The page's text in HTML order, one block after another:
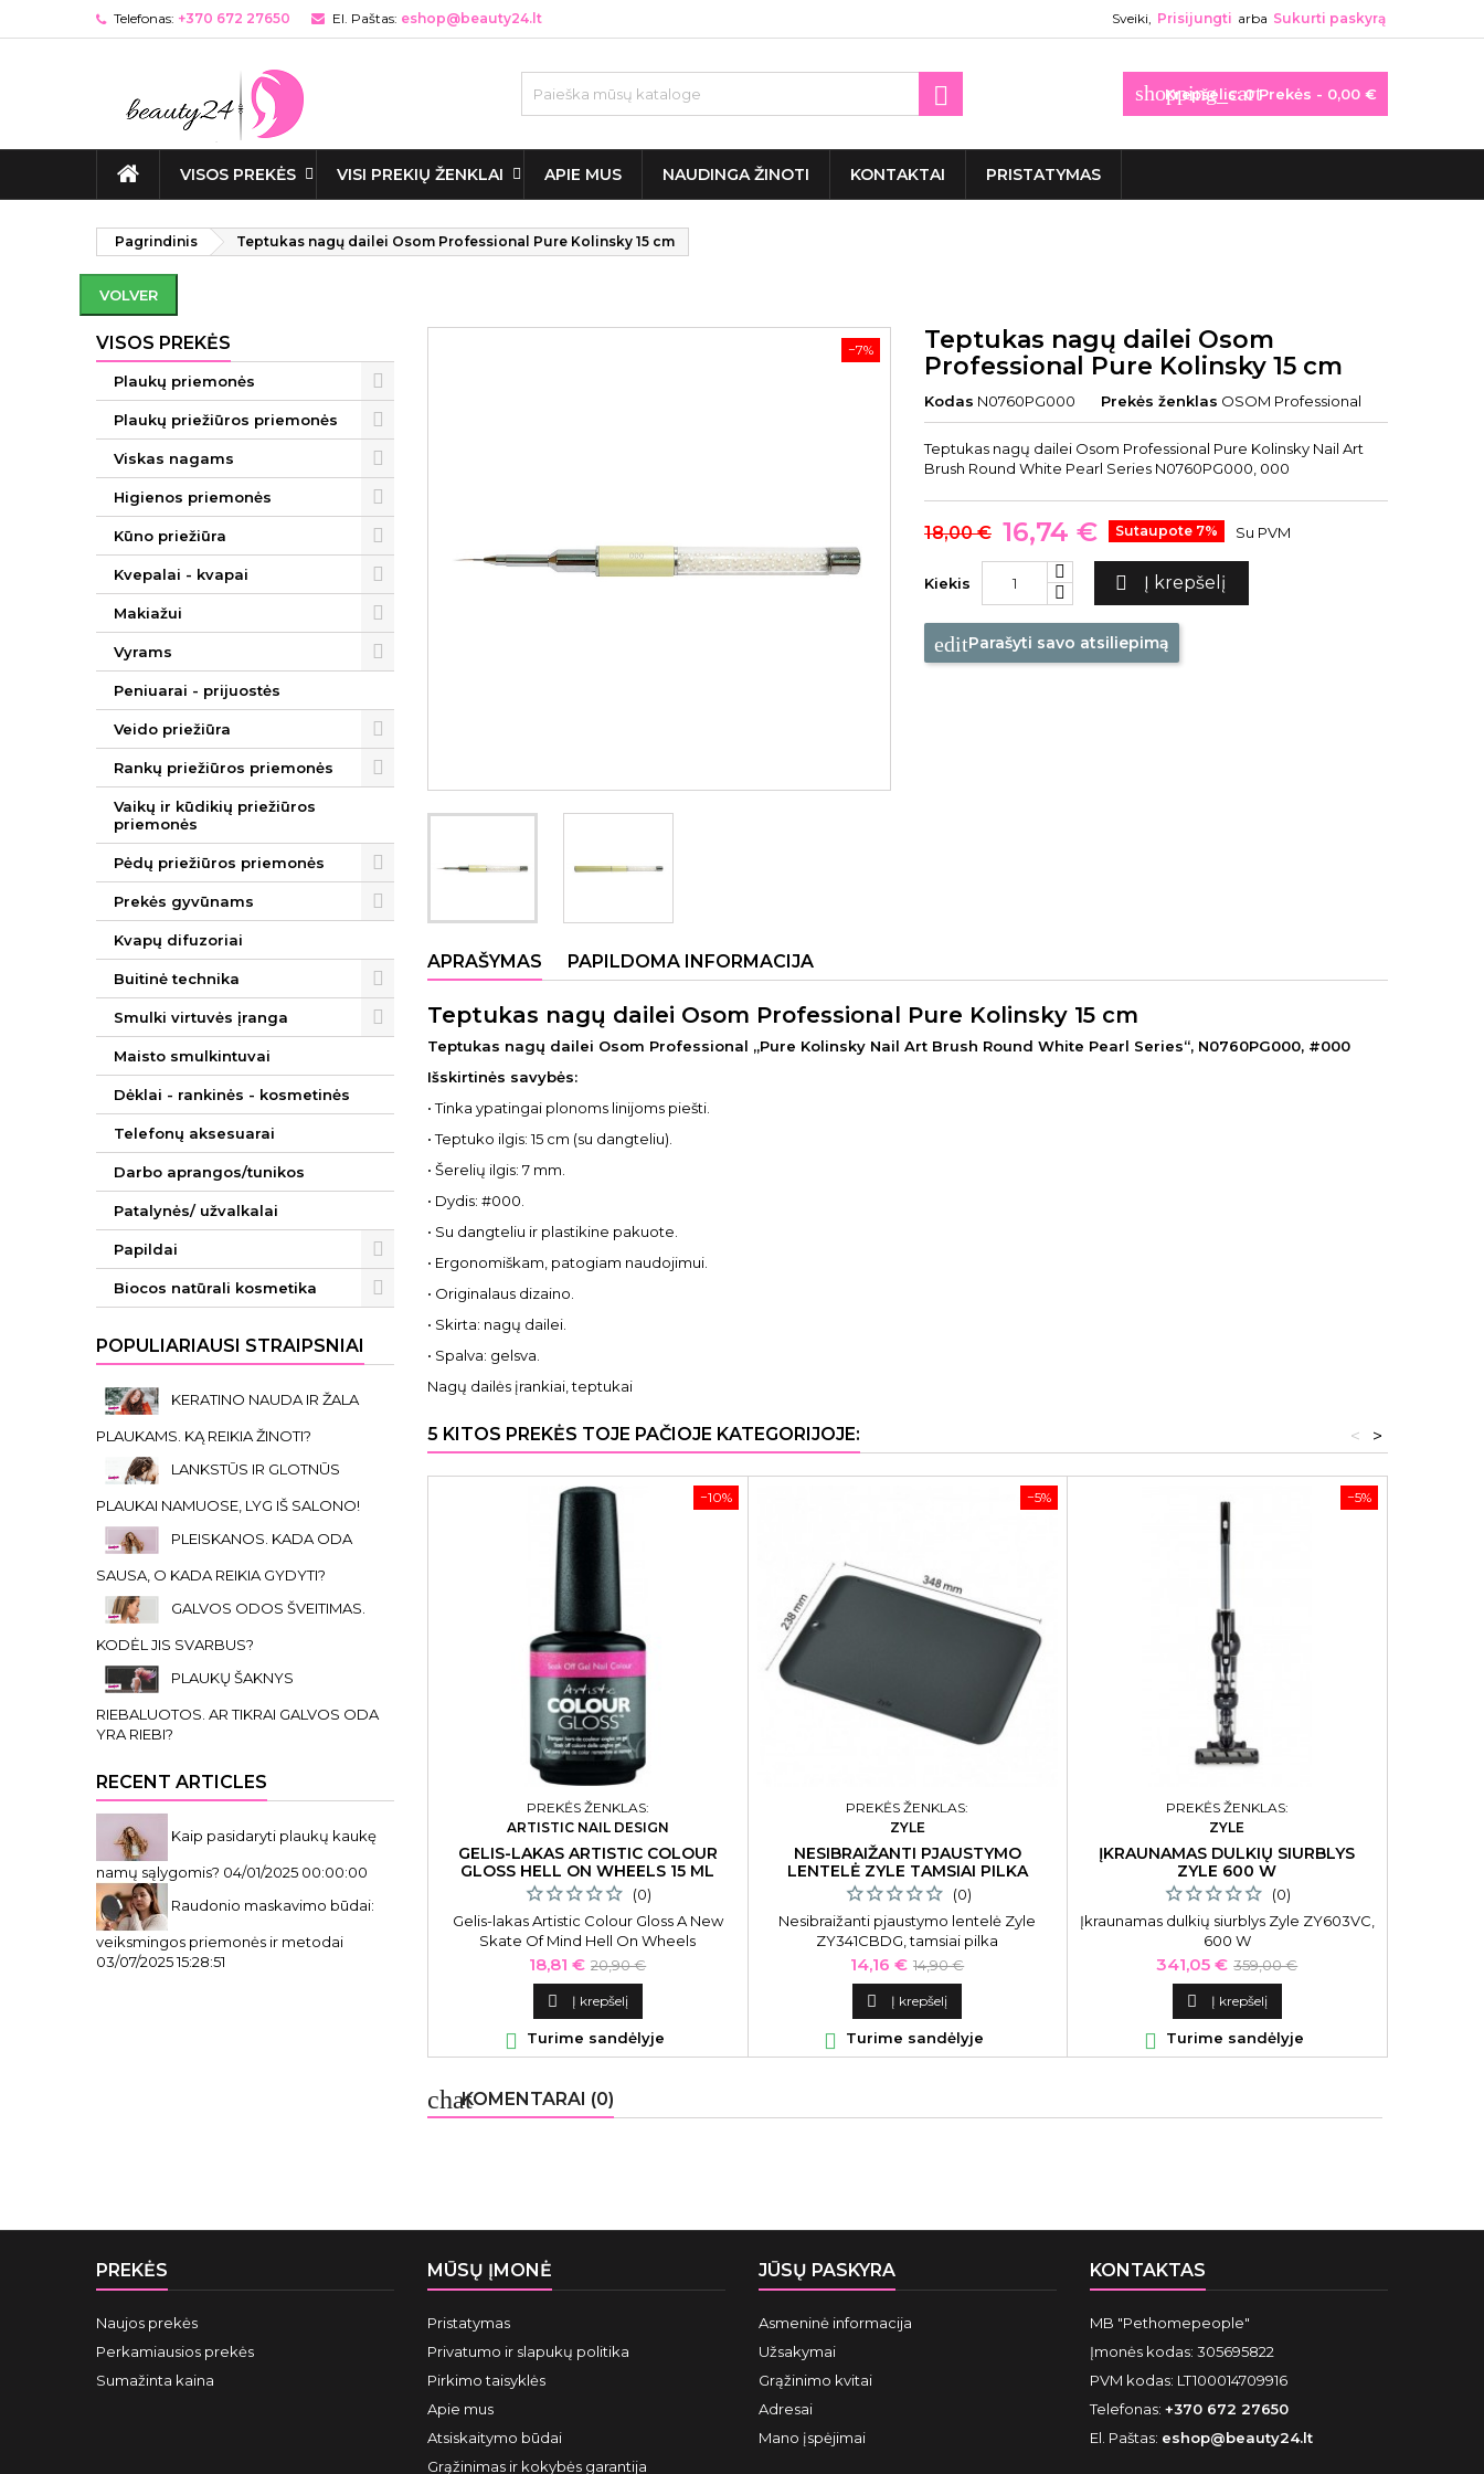
Telefonas: +370 672 27650 El. Paštas: eshop@beauty24.lt Sveiki, Prisijungti arba Sukurti paskyrą
shopping_cart
Krepšelis: 0Prekės - 0,00 €

VISOS PREKĖS VISI PREKIŲ ŽENKLAI APIE MUS NAUDINGA ŽINOTI KONTAKTAI PRISTATYMAS
Pagrindinis Teptukas nagų dailei Osom Professional Pure Kolinsky 15 cm
VOLVER
VISOS PREKĖS
Plaukų priemonės
Plaukų priežiūros priemonės
Viskas nagams
Higienos priemonės
Kūno priežiūra
Kvepalai - kvapai
Makiažui
Vyrams
Peniuarai - prijuostės
Veido priežiūra
Rankų priežiūros priemonės
Vaikų ir kūdikių priežiūros
priemonės
Pėdų priežiūros priemonės
Prekės gyvūnams
Kvapų difuzoriai
Buitinė technika
Smulki virtuvės įranga
Maisto smulkintuvai
Dėklai - rankinės - kosmetinės
Telefonų aksesuarai
Darbo aprangos/tunikos
Patalynės/ užvalkalai
Papildai
Biocos natūrali kosmetika
POPULIARIAUSI STRAIPSNIAI
KERATINO NAUDA IR ŽALA
PLAUKAMS. KĄ REIKIA ŽINOTI?
LANKSTŪS IR GLOTNŪS
PLAUKAI NAMUOSE, LYG IŠ SALONO!
PLEISKANOS. KADA ODA
SAUSA, O KADA REIKIA GYDYTI?
GALVOS ODOS ŠVEITIMAS.
KODĖL JIS SVARBUS?
PLAUKŲ ŠAKNYS
RIEBALUOTOS. AR TIKRAI GALVOS ODA
YRA RIEBI?
RECENT ARTICLES
Kaip pasidaryti plaukų kaukę
namų sąlygomis? 04/01/2025 00:00:00
Raudonio maskavimo būdai:
veiksmingos priemonės ir metodai
03/07/2025 15:28:51
−7%
Teptukas nagų dailei Osom
Professional Pure Kolinsky 15 cm
Kodas N0760PG000 Prekės ženklas OSOM Professional
Teptukas nagų dailei Osom Professional Pure Kolinsky Nail Art
Brush Round White Pearl Series N0760PG000, 000
18,00 € 16,74 € Sutaupote 7% Su PVM
Kiekis  Į krepšelį
editParašyti savo atsiliepimą
APRAŠYMAS PAPILDOMA INFORMACIJA
Teptukas nagų dailei Osom Professional Pure Kolinsky 15 cm
Teptukas nagų dailei Osom Professional „Pure Kolinsky Nail Art Brush Round White Pearl Series“, N0760PG000, #000
Išskirtinės savybės:
• Tinka ypatingai plonoms linijoms piešti.
• Teptuko ilgis: 15 cm (su dangteliu).
• Šerelių ilgis: 7 mm.
• Dydis: #000.
• Su dangteliu ir plastikine pakuote.
• Ergonomiškam, patogiam naudojimui.
• Originalaus dizaino.
• Skirta: nagų dailei.
• Spalva: gelsva.
Nagų dailės įrankiai, teptukai
5 KITOS PREKĖS TOJE PAČIOJE KATEGORIJOJE: >
<
−10%
PREKĖS ŽENKLAS:
ARTISTIC NAIL DESIGN
GELIS-LAKAS ARTISTIC COLOUR
GLOSS HELL ON WHEELS 15 ML
(0)
Gelis-lakas Artistic Colour Gloss A New
Skate Of Mind Hell On Wheels
ART2100094, 15 ml
Kaina
18,81 € Bazinė
kaina
20,90 €
 Į krepšelį
 Turime sandėlyje
−5%
PREKĖS ŽENKLAS:
ZYLE
NESIBRAIŽANTI PJAUSTYMO
LENTELĖ ZYLE TAMSIAI PILKA
(0)
Nesibraižanti pjaustymo lentelė Zyle
ZY341CBDG, tamsiai pilka
Kaina
14,16 € Bazinė
kaina
14,90 €
 Į krepšelį
 Turime sandėlyje
−5%
PREKĖS ŽENKLAS:
ZYLE
ĮKRAUNAMAS DULKIŲ SIURBLYS
ZYLE 600 W
(0)
Įkraunamas dulkių siurblys Zyle ZY603VC,
600 W
Kaina
341,05 € Bazinė
kaina
359,00 €
 Į krepšelį
 Turime sandėlyje
chatKOMENTARAI (0)
PREKĖS
Naujos prekės
Perkamiausios prekės
Sumažinta kaina
MŪSŲ ĮMONĖ
Pristatymas
Privatumo ir slapukų politika
Pirkimo taisyklės
Apie mus
Atsiskaitymo būdai
Grąžinimas ir kokybės garantija
JŪSŲ PASKYRA
Asmeninė informacija
Užsakymai
Grąžinimo kvitai
Adresai
Mano įspėjimai
KONTAKTAS
MB "Pethomepeople"
Įmonės kodas: 305695822
PVM kodas: LT100014709916
Telefonas: +370 672 27650
El. Paštas: eshop@beauty24.lt